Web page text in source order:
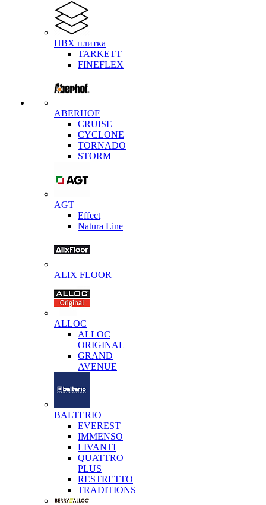
ПВХ плитка
TARKETT
FINEFLEX
ABERHOF
CRUISE
CYCLONE
TORNADO
STORM
AGT
Effect
Natura Line
ALIX FLOOR
ALLOC
ALLOC
ORIGINAL
GRAND
AVENUE
BALTERIO
EVEREST
IMMENSO
LIVANTI
QUATTRO
PLUS
RESTRETTO
TRADITIONS